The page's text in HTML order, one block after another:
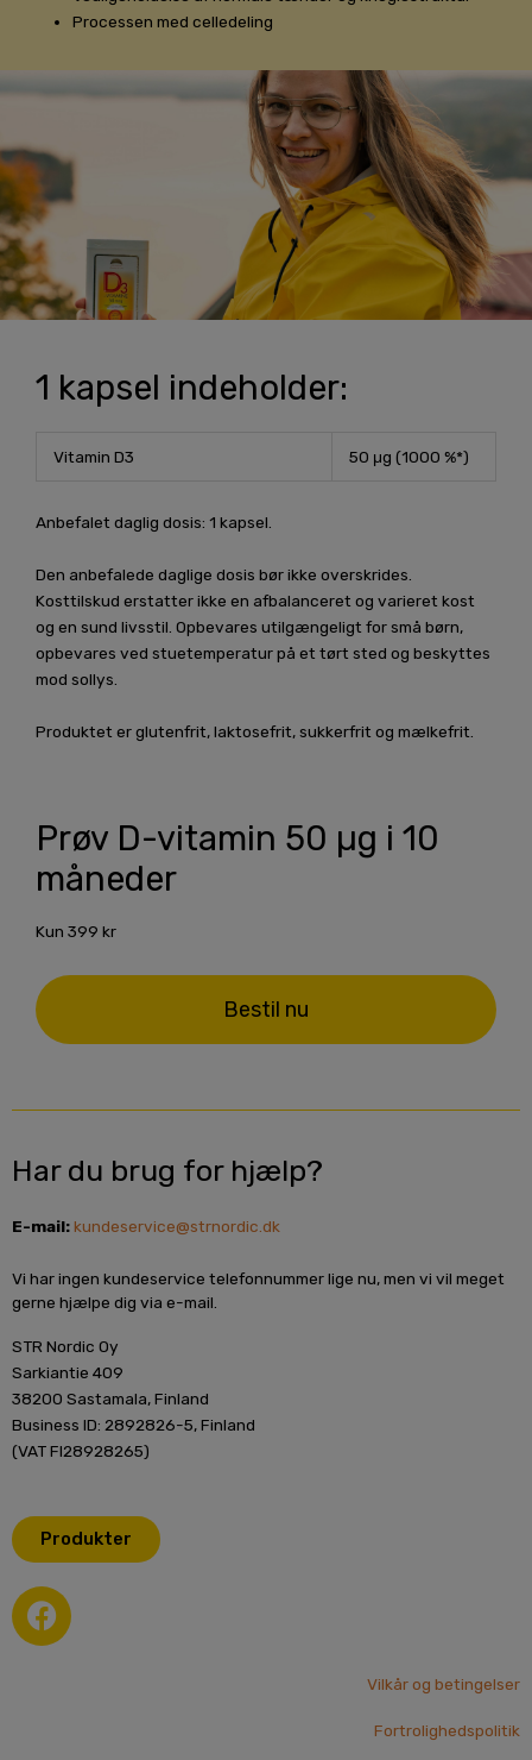
Processen med celledeling
1 kapsel indeholder:
Vitamin D3 50 μg (1000 %*)
Anbefalet daglig dosis: 1 kapsel.
Den anbefalede daglige dosis bør ikke overskrides.
Kosttilskud erstatter ikke en afbalanceret og varieret kost
og en sund livsstil. Opbevares utilgængeligt for små børn,
opbevares ved stuetemperatur på et tørt sted og beskyttes
mod sollys.
Produktet er glutenfrit, laktosefrit, sukkerfrit og mælkefrit.
Prøv D-vitamin 50 µg i 10
måneder
Kun 399 kr
Bestil nu
Har du brug for hjælp?
E-mail:kundeservice@strnordic.dk
Vi har ingen kundeservice telefonnummer lige nu, men vi vil meget
gerne hjælpe dig via e-mail.
STR Nordic Oy
Sarkiantie 409
38200 Sastamala, Finland
Business ID: 2892826-5, Finland
(VAT FI28928265)
Produkter
F
a
Vilkår og betingelser
Fortrolighedspolitik